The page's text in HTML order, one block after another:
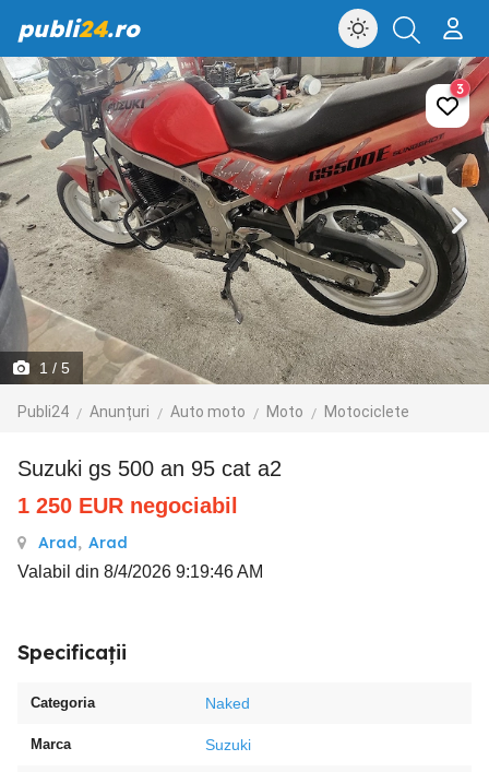
publi24.ro
1 / 5
Publi24 Anunțuri Auto moto Moto Motociclete
3
suzuki gs 500 an 95 cat a2
1 250 EUR negociabil
Arad, Arad
Valabil din 8/4/2026 9:19:46 AM
Specificații
Categoria Naked
Marca Suzuki